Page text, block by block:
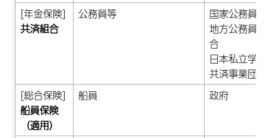
[年金保険]
共済組合
公務員等
国家公務員
地方公務員
合
日本私立学
共済事業団
[総合保険]
船員保険
（適用）
船員 政府